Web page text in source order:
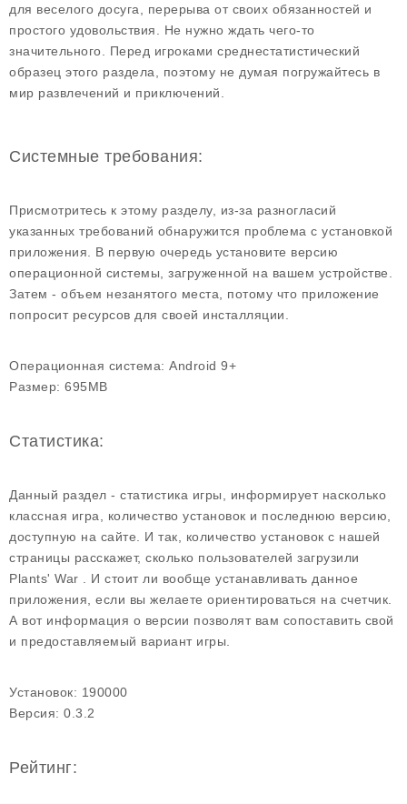
для веселого досуга, перерыва от своих обязанностей и
простого удовольствия. Не нужно ждать чего-то
значительного. Перед игроками среднестатистический
образец этого раздела, поэтому не думая погружайтесь в
мир развлечений и приключений.
Системные требования:
Присмотритесь к этому разделу, из-за разногласий
указанных требований обнаружится проблема с установкой
приложения. В первую очередь установите версию
операционной системы, загруженной на вашем устройстве.
Затем - объем незанятого места, потому что приложение
попросит ресурсов для своей инсталляции.
Операционная система: Android 9+
Размер: 695MB
Статистика:
Данный раздел - статистика игры, информирует насколько
классная игра, количество установок и последнюю версию,
доступную на сайте. И так, количество установок с нашей
страницы расскажет, сколько пользователей загрузили
Plants' War . И стоит ли вообще устанавливать данное
приложения, если вы желаете ориентироваться на счетчик.
А вот информация о версии позволят вам сопоставить свой
и предоставляемый вариант игры.
Установок: 190000
Версия: 0.3.2
Рейтинг: